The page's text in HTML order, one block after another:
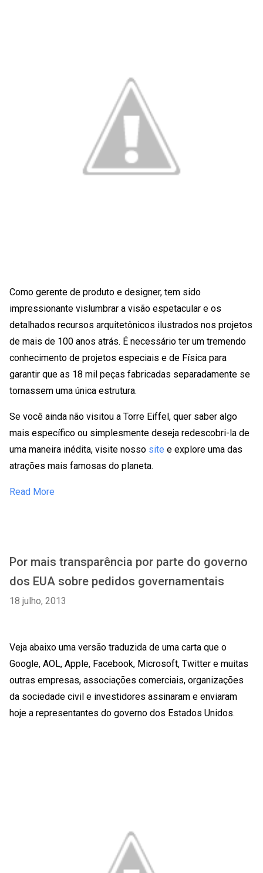
Como gerente de produto e designer, tem sido
impressionante vislumbrar a visão espetacular e os
detalhados recursos arquitetônicos ilustrados nos projetos
de mais de 100 anos atrás. É necessário ter um tremendo
conhecimento de projetos especiais e de Física para
garantir que as 18 mil peças fabricadas separadamente se
tornassem uma única estrutura.
Se você ainda não visitou a Torre Eiffel, quer saber algo
mais específico ou simplesmente deseja redescobri-la de
uma maneira inédita, visite nosso site e explore uma das
atrações mais famosas do planeta.
Read More
Por mais transparência por parte do governo
dos EUA sobre pedidos governamentais
18 julho, 2013
Veja abaixo uma versão traduzida de uma carta que o
Google, AOL, Apple, Facebook, Microsoft, Twitter e muitas
outras empresas, associações comerciais, organizações
da sociedade civil e investidores assinaram e enviaram
hoje a representantes do governo dos Estados Unidos.